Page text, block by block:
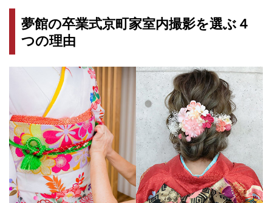
夢館の卒業式京町家室内撮影を選ぶ４
つの理由